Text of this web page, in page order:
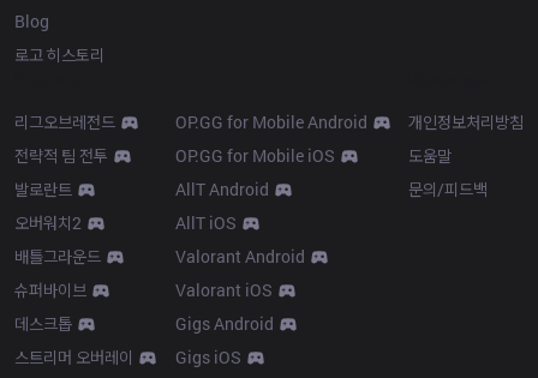
Blog
로고 히스토리
리그오브레전드
전략적 팀 전투
발로란트
오버워치2
배틀그라운드
슈퍼바이브
데스크톱
스트리머 오버레이
OP.GG for Mobile Android
OP.GG for Mobile iOS
AllT Android
AllT iOS
Valorant Android
Valorant iOS
Gigs Android
Gigs iOS
개인정보처리방침
도움말
문의/피드백